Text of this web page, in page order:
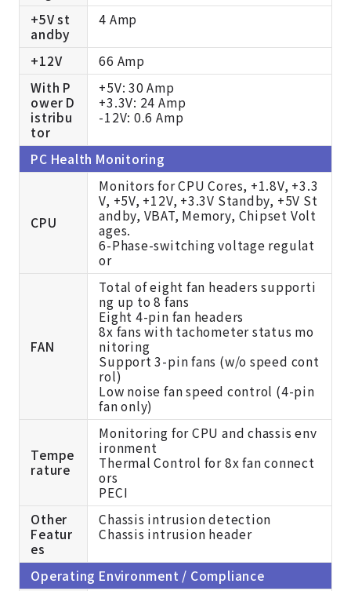
+5V st
andby
4 Amp
+12V
66 Amp
With P
ower D
istribu
tor
+5V: 30 Amp
+3.3V: 24 Amp
-12V: 0.6 Amp
PC Health Monitoring
CPU
Monitors for CPU Cores, +1.8V, +3.3
V, +5V, +12V, +3.3V Standby, +5V St
andby, VBAT, Memory, Chipset Volt
ages.
6-Phase-switching voltage regulat
or
FAN
Total of eight fan headers supporti
ng up to 8 fans
Eight 4-pin fan headers
8x fans with tachometer status mo
nitoring
Support 3-pin fans (w/o speed cont
rol)
Low noise fan speed control (4-pin
fan only)
Tempe
rature
Monitoring for CPU and chassis env
ironment
Thermal Control for 8x fan connect
ors
PECI
Other
Featur
es
Chassis intrusion detection
Chassis intrusion header
Operating Environment / Compliance